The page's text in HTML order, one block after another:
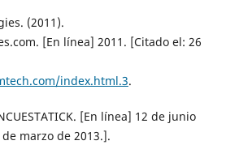
(2011).
[En línea] 2011. [Citado el: 26
index.html.3.
[En línea] 12 de junio
marzo de 2013.].